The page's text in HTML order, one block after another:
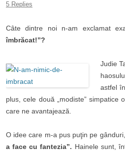
5 Replies
Câte dintre noi n-am exclamat
îmbrăcat!”?
Judie
astfel
plus, cele două „modiste”
care ne avantajează.
O idee care m-a pus puţin pe
a face cu fantezia”. Hainele sunt,